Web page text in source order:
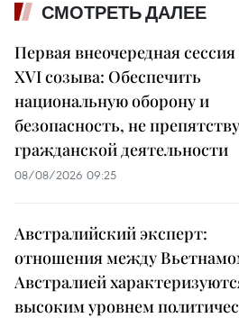
СМОТРЕТЬ ДАЛЕЕ
Первая внеочередная
XVI созыва: Обеспечить
национальную оборону и
безопасность, не
гражданской деятельности
08/08/2026 09:25
Австралийский эксперт:
отношения между
Австралией
высоким уровнем